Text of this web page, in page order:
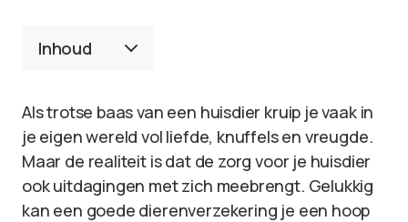
Inhoud
Als trotse baas van een huisdier kruip je vaak in
je eigen wereld vol liefde, knuffels en vreugde.
Maar de realiteit is dat de zorg voor je huisdier
ook uitdagingen met zich meebrengt. Gelukkig
kan een goede dierenverzekering je een hoop